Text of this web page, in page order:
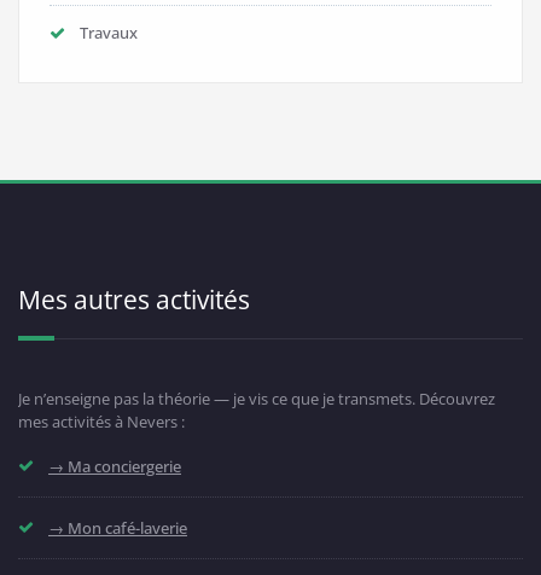
Travaux
Mes autres activités
Je n’enseigne pas la théorie — je vis ce que je transmets. Découvrez
mes activités à Nevers :
→ Ma conciergerie
→ Mon café-laverie